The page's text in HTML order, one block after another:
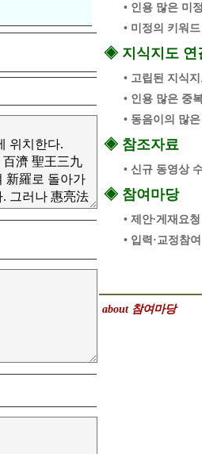
• 인용 많은 미
• 미정의 키워
◈ 지식지도 연
• 고립된 지식지
• 인용 많은 중
• 동음이의 많
◈ 참조자료
• 신규 동영상
◈ 참여마당
• 제안∙게재요청
• 입력·교정참여
about 참여마당